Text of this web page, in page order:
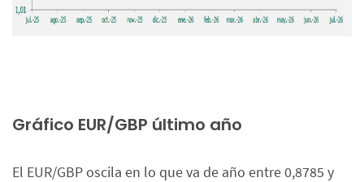
Gráfico EUR/GBP último año
El EUR/GBP oscila en lo que va de año entre 0,8785 y